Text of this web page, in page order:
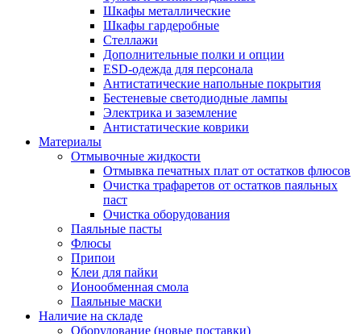
Шкафы металлические
Шкафы гардеробные
Стеллажи
Дополнительные полки и опции
ESD-одежда для персонала
Антистатические напольные покрытия
Бестеневые светодиодные лампы
Электрика и заземление
Антистатические коврики
Материалы
Отмывочные жидкости
Отмывка печатных плат от остатков флюсов
Очистка трафаретов от остатков паяльных
паст
Очистка оборудования
Паяльные пасты
Флюсы
Припои
Клеи для пайки
Ионообменная смола
Паяльные маски
Наличие на складе
Оборудование (новые поставки)